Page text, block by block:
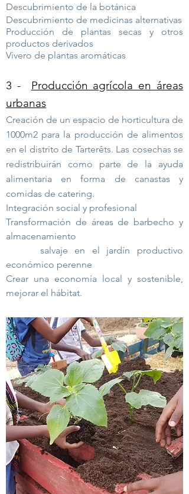
Descubrimiento de la botánica
Descubrimiento de medicinas alternativas
Producción de plantas secas y otros
productos derivados
Vivero de plantas aromáticas
3 - Producción agrícola en áreas
urbanas
Creación de un espacio de horticultura de
1000m2 para la producción de alimentos
en el distrito de Tarterêts. Las cosechas se
redistribuirán como parte de la ayuda
alimentaria en forma de canastas y
comidas de catering.
Integración social y profesional
Transformación de áreas de barbecho y
almacenamiento
salvaje en el jardín productivo
económico perenne
Crear una economía local y sostenible,
mejorar el hábitat.